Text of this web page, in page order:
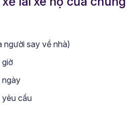
người say về nhà)
giờ
ngày
yêu cầu